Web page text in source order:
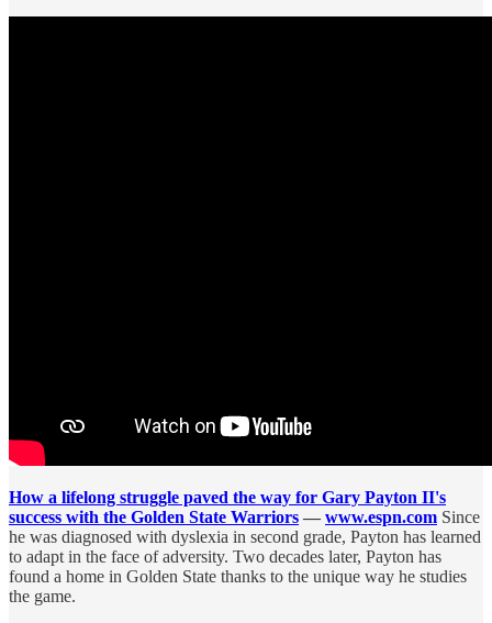
How a lifelong struggle paved the way for Gary Payton II's
success with the Golden State Warriors — www.espn.com Since
he was diagnosed with dyslexia in second grade, Payton has learned
to adapt in the face of adversity. Two decades later, Payton has
found a home in Golden State thanks to the unique way he studies
the game.